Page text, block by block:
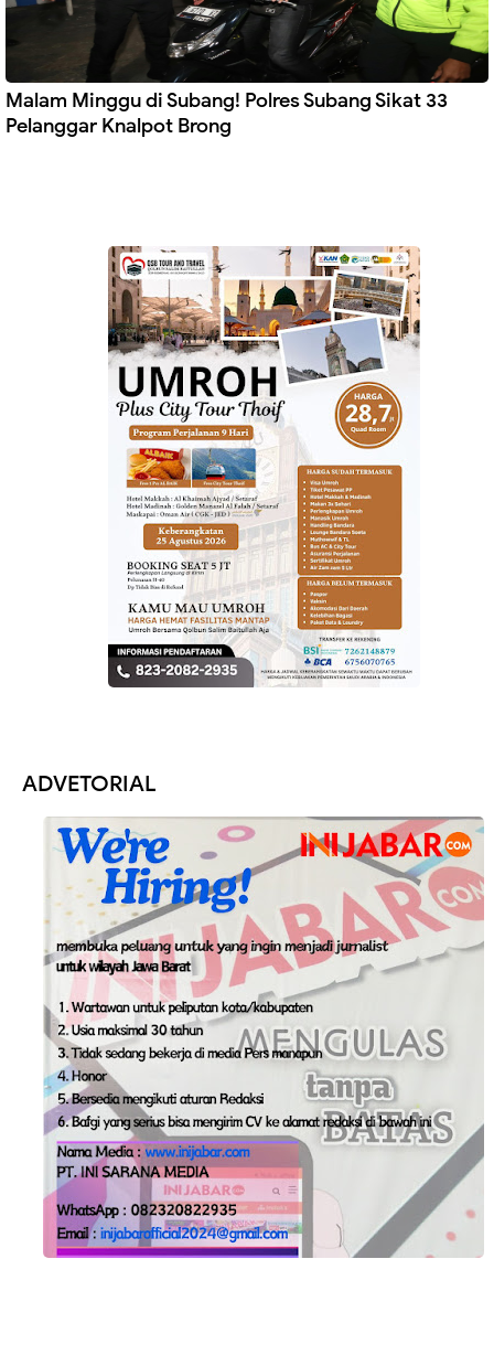
Malam Minggu di Subang! Polres Subang Sikat 33
Pelanggar Knalpot Brong
ADVETORIAL